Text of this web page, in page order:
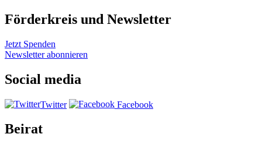
Förderkreis und Newsletter
Jetzt Spenden
Newsletter abonnieren
Social media
Twitter Facebook
Beirat